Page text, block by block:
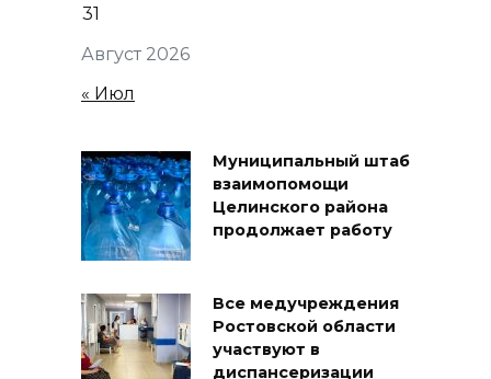
Август 2026
31
« Июл
Муниципальный штаб
взаимопомощи
Целинского района
продолжает работу
Все медучреждения
Ростовской области
участвуют в
диспансеризации